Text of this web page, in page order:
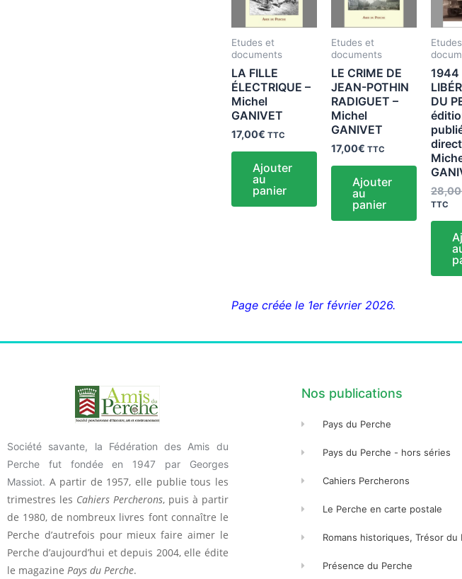
Etudes et
documents
LA FILLE
ÉLECTRIQUE –
Michel
GANIVET
17,00€ TTC
Ajouter
au
panier
Etudes et
documents
LE CRIME DE
JEAN-POTHIN
RADIGUET –
Michel
GANIVET
17,00€ TTC
Ajouter
au
panier
1944
DU
28,00
TTC
Page créée le 1er février 2026.
Société savante, la Fédération des Amis du
Perche fut fondée en 1947 par Georges
Massiot. A partir de 1957, elle publie tous les
trimestres les Cahiers Percherons, puis à partir
de 1980, de nombreux livres font connaître le
Perche d’autrefois pour mieux faire aimer le
Perche d’aujourd’hui et depuis 2004, elle édite
le magazine Pays du Perche.
Nos publications
Pays du Perche
Pays du Perche - hors séries
Cahiers Percherons
Le Perche en carte postale
Romans historiques, Trésor du
Présence du Perche